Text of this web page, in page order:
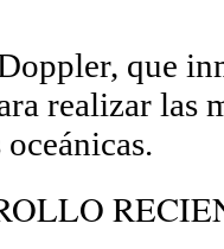
que
realizar las